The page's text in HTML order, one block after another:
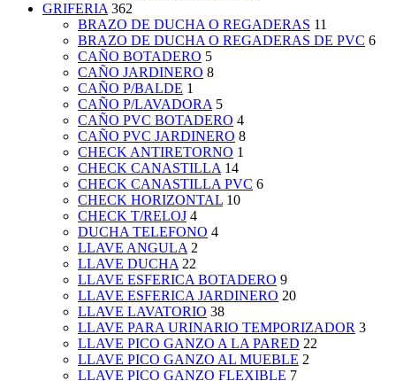
GRIFERIA 362
BRAZO DE DUCHA O REGADERAS 11
BRAZO DE DUCHA O REGADERAS DE PVC 6
CAÑO BOTADERO 5
CAÑO JARDINERO 8
CAÑO P/BALDE 1
CAÑO P/LAVADORA 5
CAÑO PVC BOTADERO 4
CAÑO PVC JARDINERO 8
CHECK ANTIRETORNO 1
CHECK CANASTILLA 14
CHECK CANASTILLA PVC 6
CHECK HORIZONTAL 10
CHECK T/RELOJ 4
DUCHA TELEFONO 4
LLAVE ANGULA 2
LLAVE DUCHA 22
LLAVE ESFERICA BOTADERO 9
LLAVE ESFERICA JARDINERO 20
LLAVE LAVATORIO 38
LLAVE PARA URINARIO TEMPORIZADOR 3
LLAVE PICO GANZO A LA PARED 22
LLAVE PICO GANZO AL MUEBLE 2
LLAVE PICO GANZO FLEXIBLE 7